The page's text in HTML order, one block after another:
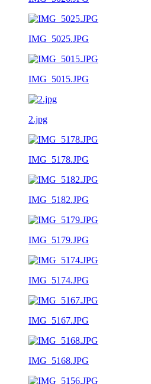
IMG_5025.JPG
IMG_5015.JPG
2.jpg
IMG_5178.JPG
IMG_5182.JPG
IMG_5179.JPG
IMG_5174.JPG
IMG_5167.JPG
IMG_5168.JPG